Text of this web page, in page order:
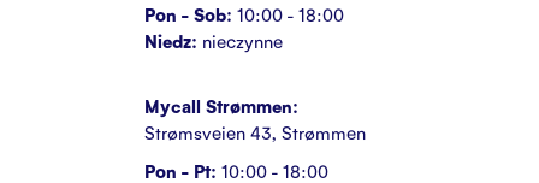
Pon - Sob: 10:00 - 18:00
Niedz: nieczynne
Mycall Strømmen:
Strømsveien 43, Strømmen
Pon - Pt: 10:00 - 18:00